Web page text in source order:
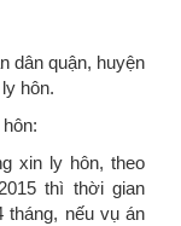
dân quận, huyện
hôn.
xin ly hôn, theo
thì thời gian
tháng, nếu vụ án